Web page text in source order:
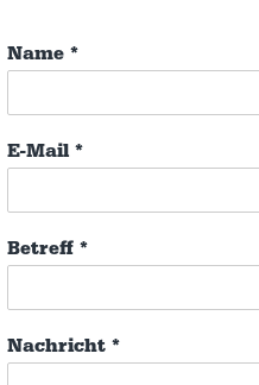
Name *
E-Mail *
Betreff *
Nachricht *